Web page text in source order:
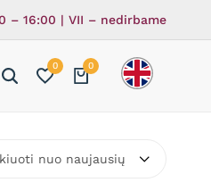
– 16:00 | VII – nedirbame
0 0
nuo naujausių